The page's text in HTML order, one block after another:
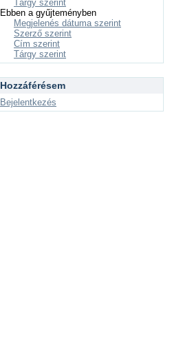
Tárgy szerint
Ebben a gyűjteményben
Megjelenés dátuma szerint
Szerző szerint
Cím szerint
Tárgy szerint
Hozzáférésem
Bejelentkezés